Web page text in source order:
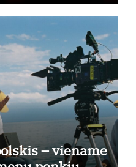
– viename